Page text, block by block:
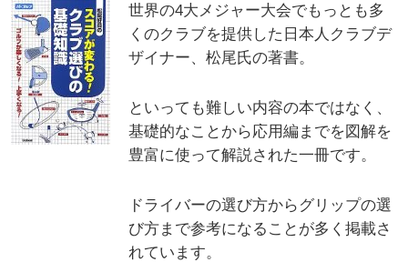
世界の4大メジャー大会でもっとも多
くのクラブを提供した日本人クラブデ
ザイナー、松尾氏の著書。
といっても難しい内容の本ではなく、
基礎的なことから応用編までを図解を
豊富に使って解説された一冊です。
ドライバーの選び方からグリップの選
び方まで参考になることが多く掲載さ
れています。